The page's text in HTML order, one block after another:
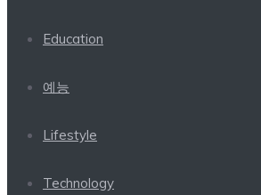
Education
예능
Lifestyle
Technology